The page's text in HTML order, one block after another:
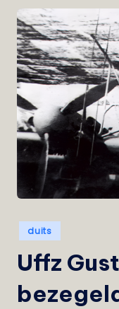
t
o
o
r
l
o
g
e
i
s
t
1945
Geplaatst
in
duits
Uffz